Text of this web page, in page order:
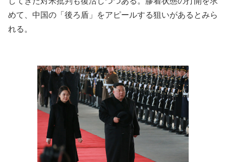
めて、中国の「後ろ盾」をアピールする狙いがあるとみら
れる。